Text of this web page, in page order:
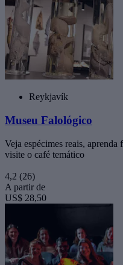
Reykjavík
Museu Falológico
Veja espécimes reais,
visite o café temático
4,2 (26)
A partir de
US$ 28,50